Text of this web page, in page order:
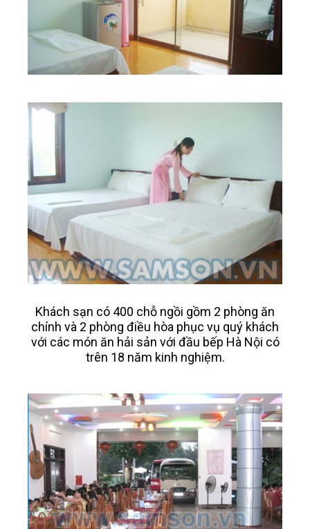
Khách sạn có 400 chỗ ngồi gồm 2 phòng ăn
chính và 2 phòng điều hòa phục vụ quý khách
với các món ăn hải sản với đầu bếp Hà Nội có
trên 18 năm kinh nghiệm.